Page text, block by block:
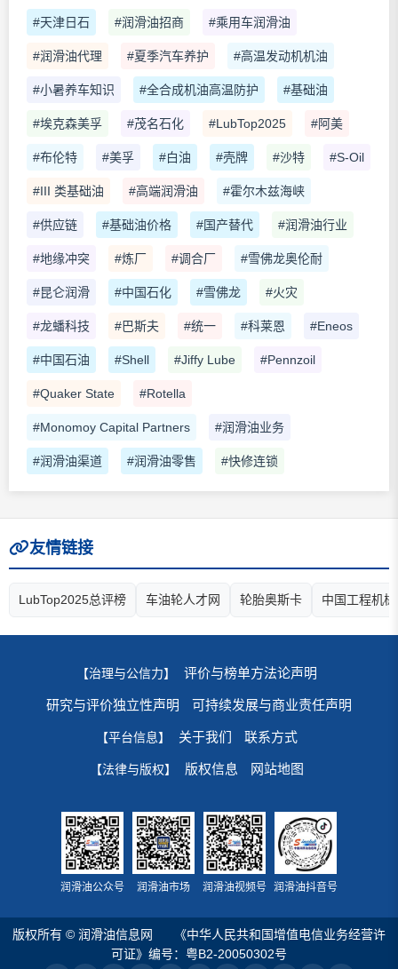
#天津日石 #润滑油招商 #乘用车润滑油
#润滑油代理 #夏季汽车养护 #高温发动机机油
#小暑养车知识 #全合成机油高温防护 #基础油
#埃克森美孚 #茂名石化 #LubTop2025 #阿美
#布伦特 #美孚 #白油 #壳牌 #沙特 #S-Oil
#III 类基础油 #高端润滑油 #霍尔木兹海峡
#供应链 #基础油价格 #国产替代 #润滑油行业
#地缘冲突 #炼厂 #调合厂 #雪佛龙奥伦耐
#昆仑润滑 #中国石化 #雪佛龙 #火灾
#龙蟠科技 #巴斯夫 #统一 #科莱恩 #Eneos
#中国石油 #Shell #Jiffy Lube #Pennzoil
#Quaker State #Rotella
#Monomoy Capital Partners #润滑油业务
#润滑油渠道 #润滑油零售 #快修连锁
友情链接
LubTop2025总评榜 车油轮人才网 轮胎奥斯卡 中国工程机
【治理与公信力】 评价与榜单方法论声明
研究与评价独立性声明 可持续发展与商业责任声明
【平台信息】 关于我们 联系方式
【法律与版权】 版权信息 网站地图
润滑油公众号 润滑油市场 润滑油视频号 润滑油抖音号
版权所有 © 润滑油信息网
《中华人民共和国增值电信业务经营许
可证》编号：粤B2-20050302号